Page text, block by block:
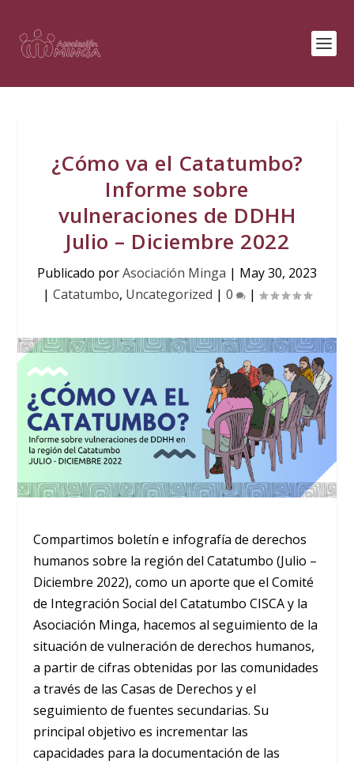
¿Cómo va el Catatumbo?
Informe sobre
vulneraciones de DDHH
Julio – Diciembre 2022
Publicado porAsociación Minga | May 30, 2023
| Catatumbo, Uncategorized | 0 |
Compartimos boletín e infografía de derechos
humanos sobre la región del Catatumbo (Julio –
Diciembre 2022), como un aporte que el Comité
de Integración Social del Catatumbo CISCA y la
Asociación Minga, hacemos al seguimiento de la
situación de vulneración de derechos humanos,
a partir de cifras obtenidas por las comunidades
a través de las Casas de Derechos y el
seguimiento de fuentes secundarias. Su
principal objetivo es incrementar las
capacidades para la documentación de las